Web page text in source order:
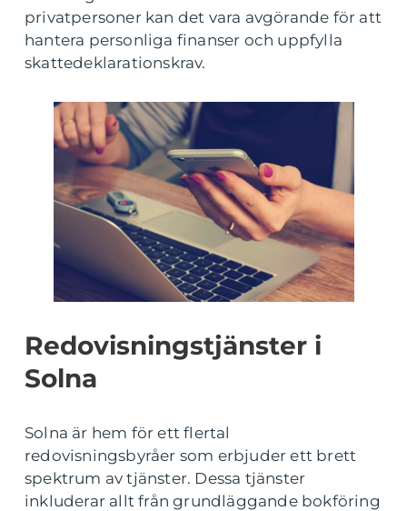
privatpersoner kan det vara avgörande för att
hantera personliga finanser och uppfylla
skattedeklarationskrav.
Redovisningstjänster i
Solna
Solna är hem för ett flertal
redovisningsbyråer som erbjuder ett brett
spektrum av tjänster. Dessa tjänster
inkluderar allt från grundläggande bokföring